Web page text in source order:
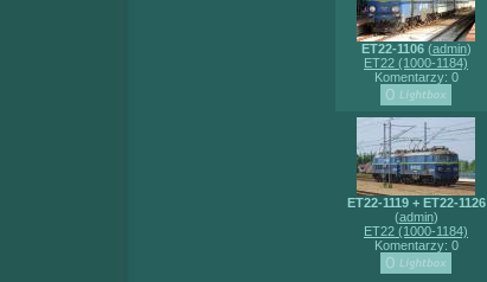
ET22-1106(admin)
ET22 (1000-1184)
Komentarzy: 0
ET22-1119 + ET22-1126
(admin)
ET22 (1000-1184)
Komentarzy: 0